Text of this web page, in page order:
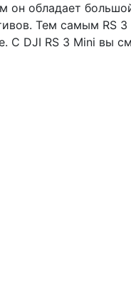
обладает
Тем самым RS 3
С DJI RS 3 Mini вы